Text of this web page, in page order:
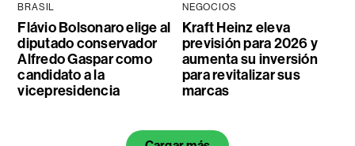
BRASIL
Flávio Bolsonaro elige al
diputado conservador
Alfredo Gaspar como
candidato a la
vicepresidencia
NEGOCIOS
Kraft Heinz eleva
previsión para 2026 y
aumenta su inversión
para revitalizar sus
marcas